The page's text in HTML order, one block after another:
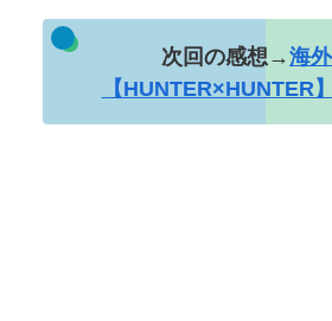
次回の感想→海
【HUNTER×HUNTER